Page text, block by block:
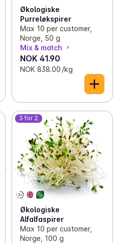
Økologiske
Purreløkspirer
Max 10 per customer,
Norge, 50 g
Mix & match
NOK 41.90
NOK 838.00 /kg
3 for 2
Økologiske
Alfalfaspirer
Max 10 per customer,
Norge, 100 g